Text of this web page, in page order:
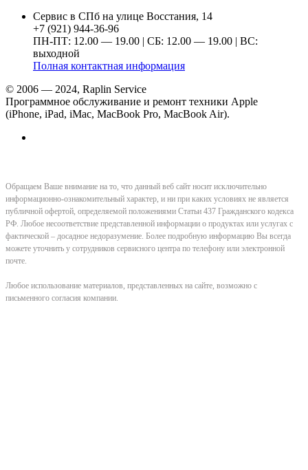
Сервис в СПб на улице Восстания, 14
+7 (921) 944-36-96
ПН-ПТ: 12.00 — 19.00 | СБ: 12.00 — 19.00 | ВС:
выходной
Полная контактная информация
© 2006 — 2024, Raplin Service
Программное обслуживание и ремонт техники Apple
(iPhone, iPad, iMac, MacBook Pro, MacBook Air).
Обращаем Ваше внимание на то, что данный веб сайт носит исключительно
информационно-ознакомительный характер, и ни при каких условиях не является
публичной офертой, определяемой положениями Статьи 437 Гражданского кодекса
РФ. Любое несоответствие представленной информации о продуктах или услугах с
фактической – досадное недоразумение. Более подробную информацию Вы всегда
можете уточнить у сотрудников сервисного центра по телефону или электронной
почте.
Любое использование материалов, представленных на сайте, возможно с
письменного согласия компании.